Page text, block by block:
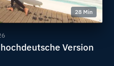
28 Min
Version